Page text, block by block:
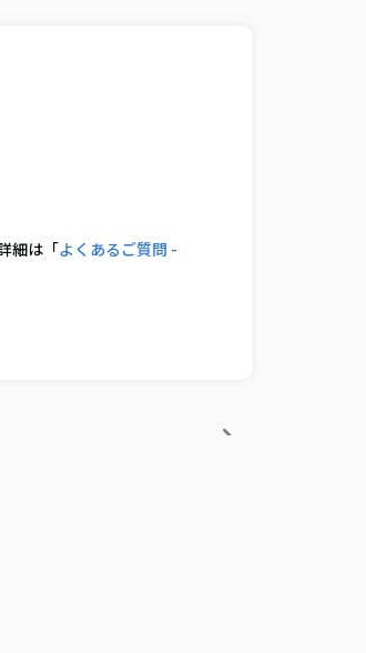
細は「よくあるご質問 -